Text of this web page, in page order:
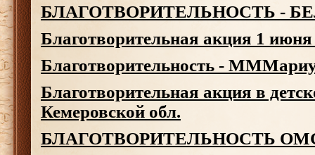
БЛАГОТВОРИТЕЛЬНОСТЬ -
Благотворительная акция 1 июня
Благотворительность -
Благотворительная акция в
Кемеровской обл.
БЛАГОТВОРИТЕЛЬНОСТЬ